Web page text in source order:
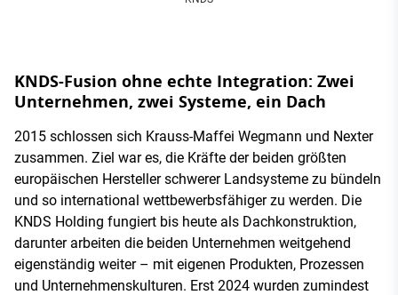
KNDS-Fusion ohne echte Integration: Zwei
Unternehmen, zwei Systeme, ein Dach
2015 schlossen sich Krauss-Maffei Wegmann und Nexter
zusammen. Ziel war es, die Kräfte der beiden größten
europäischen Hersteller schwerer Landsysteme zu bündeln
und so international wettbewerbsfähiger zu werden. Die
KNDS Holding fungiert bis heute als Dachkonstruktion,
darunter arbeiten die beiden Unternehmen weitgehend
eigenständig weiter – mit eigenen Produkten, Prozessen
und Unternehmenskulturen. Erst 2024 wurden zumindest